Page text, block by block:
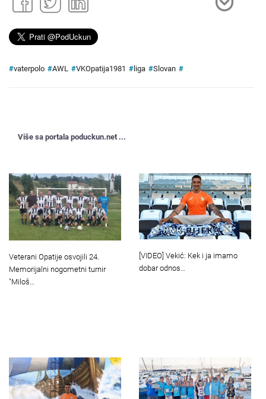
#vaterpolo #AWL #VKOpatija1981 # liga #Slovan #
Više sa portala poduckun.net ...
Veterani Opatije osvojili 24.
Memorijalni nogometni turnir
"Miloš…
[VIDEO] Vekić: Kek i ja imamo
dobar odnos…